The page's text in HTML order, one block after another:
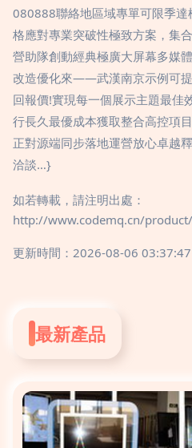
080888聯絡地區域專單可限季
格應對專業突破性極致方案，
營助隊創動經典極廣大屏幕多媒
改造優化來——武漢南京示例可
回報價!實現每一個展示主題最佳
行長久最優成本獲取整合高控項
正對源端同步落地運營放心卓越
洽談…}
如若轉載，請注明出處：
http://www.codemq.cn/
更新時間：2026-08-06 03:37:47
最新產品